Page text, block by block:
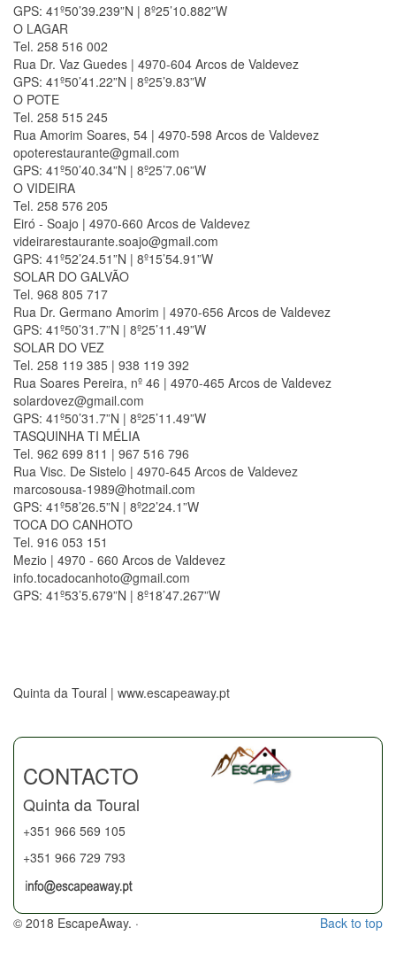
GPS: 41º50’39.239”N | 8º25’10.882”W
O LAGAR
Tel. 258 516 002
Rua Dr. Vaz Guedes | 4970-604 Arcos de Valdevez
GPS: 41º50’41.22”N | 8º25’9.83”W
O POTE
Tel. 258 515 245
Rua Amorim Soares, 54 | 4970-598 Arcos de Valdevez
opoterestaurante@gmail.com
GPS: 41º50’40.34”N | 8º25’7.06”W
O VIDEIRA
Tel. 258 576 205
Eiró - Soajo | 4970-660 Arcos de Valdevez
videirarestaurante.soajo@gmail.com
GPS: 41º52’24.51”N | 8º15’54.91”W
SOLAR DO GALVÃO
Tel. 968 805 717
Rua Dr. Germano Amorim | 4970-656 Arcos de Valdevez
GPS: 41º50’31.7”N | 8º25’11.49”W
SOLAR DO VEZ
Tel. 258 119 385 | 938 119 392
Rua Soares Pereira, nº 46 | 4970-465 Arcos de Valdevez
solardovez@gmail.com
GPS: 41º50’31.7”N | 8º25’11.49”W
TASQUINHA TI MÉLIA
Tel. 962 699 811 | 967 516 796
Rua Visc. De Sistelo | 4970-645 Arcos de Valdevez
marcosousa-1989@hotmail.com
GPS: 41º58’26.5”N | 8º22’24.1”W
TOCA DO CANHOTO
Tel. 916 053 151
Mezio | 4970 - 660 Arcos de Valdevez
info.tocadocanhoto@gmail.com
GPS: 41º53’5.679”N | 8º18’47.267”W
Quinta da Toural | www.escapeaway.pt
CONTACTO
Quinta da Toural
+351 966 569 105
+351 966 729 793
Back to top
© 2018 EscapeAway. ·